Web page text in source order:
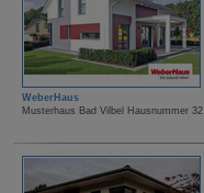
WeberHaus
Musterhaus Bad Vilbel Hausnummer 32